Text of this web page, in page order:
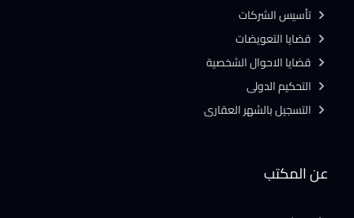
عن المكتب
تأسيس الشركات
قضايا التعويضات
قضايا الاحوال الشخصية
التحكيم الدولى
التسجيل بالشهر العقارى